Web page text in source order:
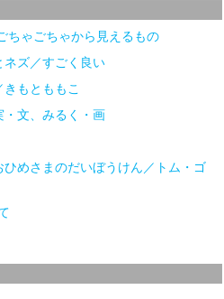
ちゃごちゃから見えるもの
ネズ／すごく良い
もとももこ
・文、みるく・画
めさまのだいぼうけん／トム・ゴ